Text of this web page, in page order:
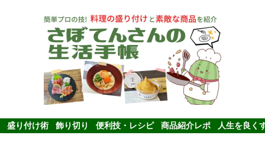
盛り付け術 飾り切り 便利技・レシピ 商品紹介レポ 人生を良く